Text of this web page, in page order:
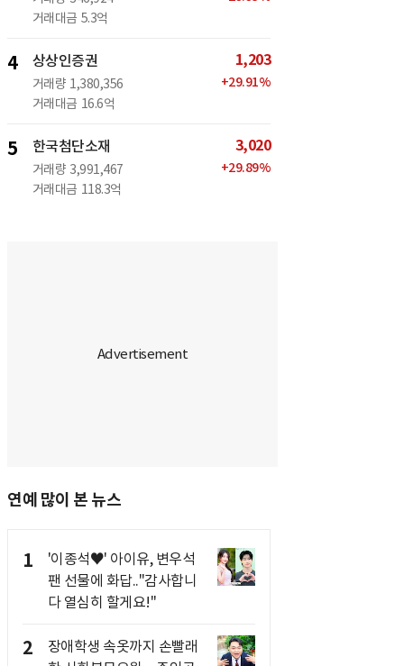
거래대금 5.3억
4 상상인증권
거래량 1,380,356
거래대금 16.6억
1,203
+29.91%
5 한국첨단소재
거래량 3,991,467
거래대금 118.3억
3,020
+29.89%
연예 많이 본 뉴스
1
'이종석♥' 아이유, 변우석
팬 선물에 화답.."감사합니
다 열심히 할게요!"
2
장애학생 속옷까지 손빨래